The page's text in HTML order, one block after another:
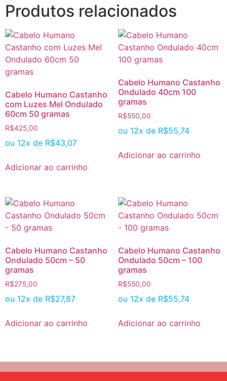
Produtos relacionados
Cabelo Humano Castanho
com Luzes Mel Ondulado
60cm 50 gramas
R$425,00
ou 12x de R$43,07
Adicionar ao carrinho
Cabelo Humano Castanho
Ondulado 40cm 100
gramas
R$550,00
ou 12x de R$55,74
Adicionar ao carrinho
Cabelo Humano Castanho
Ondulado 50cm – 50
gramas
R$275,00
ou 12x de R$27,87
Adicionar ao carrinho
Cabelo Humano Castanho
Ondulado 50cm – 100
gramas
R$550,00
ou 12x de R$55,74
Adicionar ao carrinho